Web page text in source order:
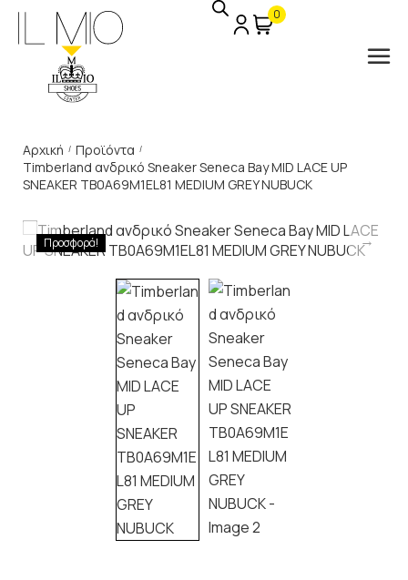
0
Αρχική / Προϊόντα /
Timberland ανδρικό Sneaker Seneca Bay MID LACE UP
SNEAKER TB0A69M1EL81 MEDIUM GREY NUBUCK
Προσφορά!